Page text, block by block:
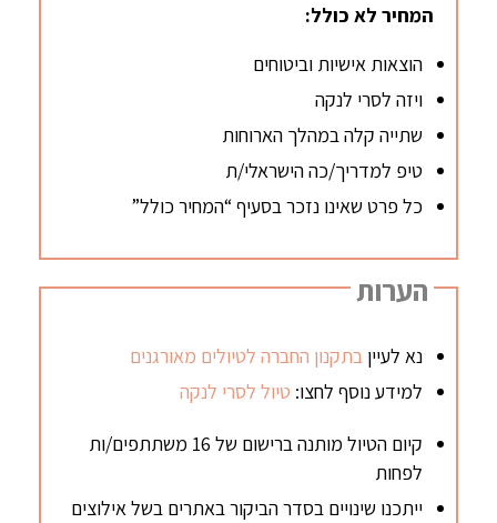
המחיר לא כולל:
הוצאות אישיות וביטוחים
ויזה לסרי לנקה
שתייה קלה במהלך הארוחות
טיפ למדריך/כה הישראלי/ת
כל פרט שאינו נזכר בסעיף “המחיר כולל”
הערות
נא לעייןבתקנון החברה לטיולים מאורגנים
למידע נוסף לחצו: טיול לסרי לנקה
קיום הטיול מותנה ברישום של 16 משתתפים/ות
לפחות
ייתכנו שינויים בסדר הביקור באתרים בשל אילוצים